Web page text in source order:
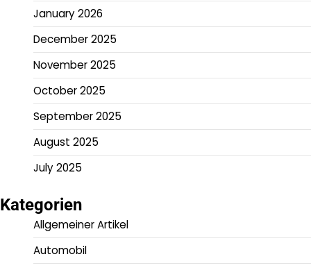
January 2026
December 2025
November 2025
October 2025
September 2025
August 2025
July 2025
Kategorien
Allgemeiner Artikel
Automobil